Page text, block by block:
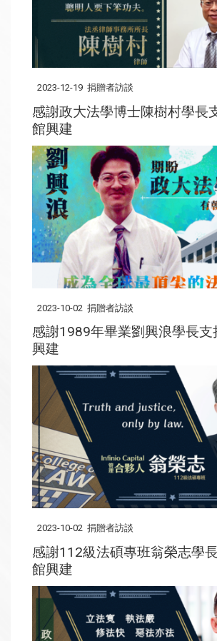
2023-12-19 捐贈者訪談
感謝政大法學博士陳樹村學長
館興建
2023-10-02 捐贈者訪談
感謝1989年畢業劉興浪學長支
興建
2023-10-02 捐贈者訪談
感謝112級法碩專班翁榮志學
館興建